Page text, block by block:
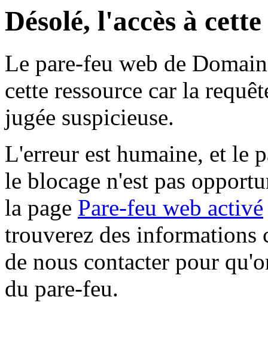
Désolé, l'accès à
Le pare-feu web de
cette ressource car la
jugée suspicieuse.
L'erreur est humaine, et le
le blocage n'est pas
la page Pare-feu web activé
trouverez des informations
de nous contacter pour
du pare-feu.